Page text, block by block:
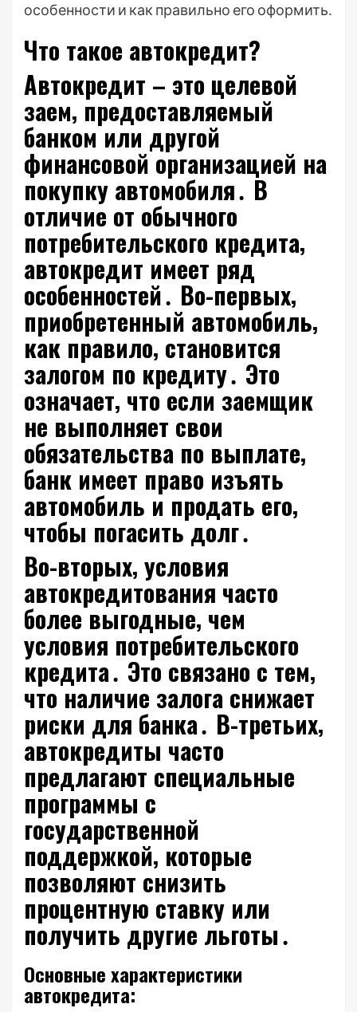
особенности и как правильно его оформить․
Что такое автокредит?
Автокредит – это целевой
заем‚ предоставляемый
банком или другой
финансовой организацией на
покупку автомобиля․ В
отличие от обычного
потребительского кредита‚
автокредит имеет ряд
особенностей․ Во-первых‚
приобретенный автомобиль‚
как правило‚ становится
залогом по кредиту․ Это
означает‚ что если заемщик
не выполняет свои
обязательства по выплате‚
банк имеет право изъять
автомобиль и продать его‚
чтобы погасить долг․
Во-вторых‚ условия
автокредитования часто
более выгодные‚ чем
условия потребительского
кредита․ Это связано с тем‚
что наличие залога снижает
риски для банка․ В-третьих‚
автокредиты часто
предлагают специальные
программы с
государственной
поддержкой‚ которые
позволяют снизить
процентную ставку или
получить другие льготы․
Основные характеристики
автокредита: